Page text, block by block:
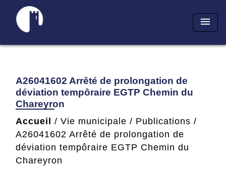
menu
A26041602 Arrêté de prolongation de
déviation tempôraire EGTP Chemin du
Chareyron
Accueil / Vie municipale / Publications /
A26041602 Arrêté de prolongation de
déviation tempôraire EGTP Chemin du
Chareyron